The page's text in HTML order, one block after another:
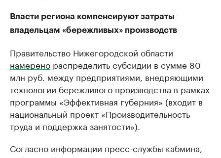
Власти региона компенсируют затраты
владельцам «бережливых» производств
Правительство Нижегородской области
намерено распределить субсидии в сумме 80
млн руб. между предприятиями, внедряющими
технологии бережливого производства в рамках
программы «Эффективная губерния» (входит в
национальный проект «Производительность
труда и поддержка занятости»).
Согласно информации пресс-службы кабмина,